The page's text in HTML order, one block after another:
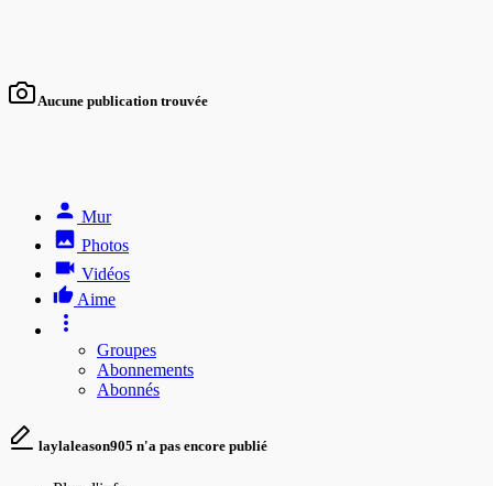
Aucune publication trouvée
Mur
Photos
Vidéos
Aime
Groupes
Abonnements
Abonnés
laylaleason905 n'a pas encore publié